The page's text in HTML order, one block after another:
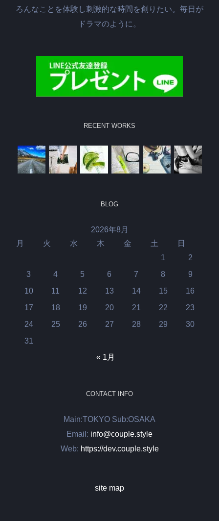
ろんなことを体験し刺激的な時間を創りたい。毎日が
ドラマのように。
RECENT WORKS
BLOG
2026年8月
月
火 水 木 金 土
日
1
2
3
4 5 6 7 8
9
10
11 12 13 14 15
16
17
18 19 20 21 22
23
24
25 26 27 28 29
30
31
« 1月
CONTACT INFO
Main:TOKYO Sub:OSAKA
Email: info@couple.style
Web: https://dev.couple.style
site map